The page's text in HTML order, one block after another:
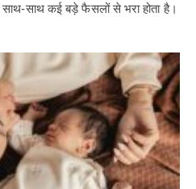
साथ कई बड़े फैसलों से भरा होता है।